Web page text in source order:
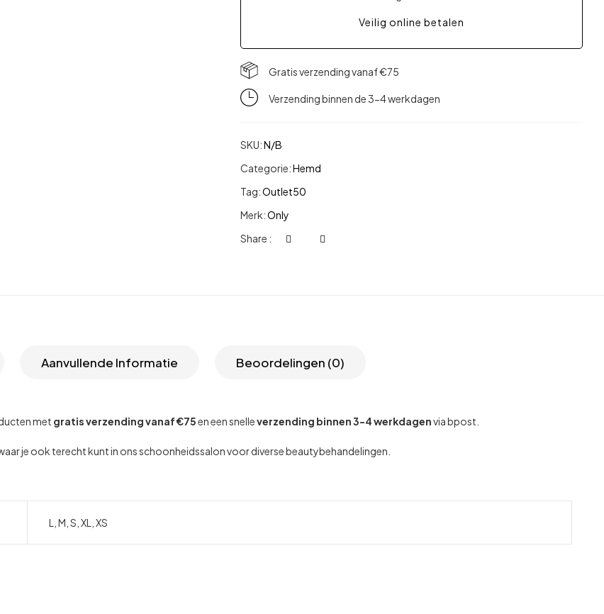
Veilig online betalen
Gratis verzending vanaf €75
Verzending binnen de 3-4 werkdagen
SKU:N/B
Categorie:Hemd
Tag:Outlet50
Merk:Only
Share :
Aanvullende Informatie Beoordelingen (0)
met gratis verzending vanaf €75en een snelleverzending binnen 3-4 werkdagenvia bpost.
je ook terecht kunt in ons schoonheidssalon voor diverse beautybehandelingen.
L, M, S, XL, XS